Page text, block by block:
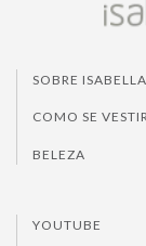
SOBRE ISABELLA
COMO SE
BELEZA
YOUTUBE